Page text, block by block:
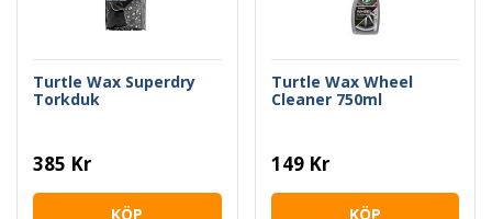
Turtle Wax Superdry
Torkduk
385 Kr
KÖP
Turtle Wax Wheel
Cleaner 750ml
149 Kr
KÖP